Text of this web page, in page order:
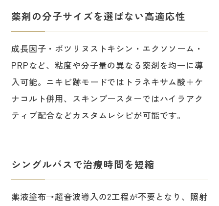
薬剤の分子サイズを選ばない高適応性
成長因子・ボツリヌストキシン・エクソソーム・
PRPなど、粘度や分子量の異なる薬剤を均一に導
入可能。ニキビ跡モードではトラネキサム酸＋ケ
ナコルト併用、スキンブースターではハイラアク
ティブ配合などカスタムレシピが可能です。
シングルパスで治療時間を短縮
薬液塗布→超音波導入の2工程が不要となり、照射